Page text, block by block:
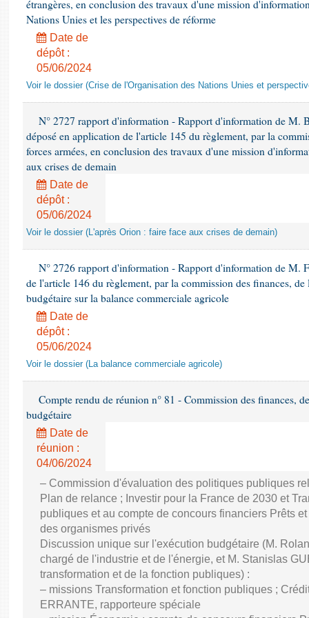
étrangères, en conclusion des travaux d'une mission
Nations Unies et les perspectives de réforme
Date de
dépôt :
05/06/2024
Voir le dossier (Crise de l'Organisation des Nations Unies et
N° 2727 rapport d'information - Rapport d'information de M.
déposé en application de l'article 145 du règlement, par la
forces armées, en conclusion des travaux d'une mission
aux crises de demain
Date de
dépôt :
05/06/2024
Voir le dossier (L'après Orion : faire face aux crises de demain)
N° 2726 rapport d'information - Rapport d'information de M.
de l'article 146 du règlement, par la commission des finances,
budgétaire sur la balance commerciale agricole
Date de
dépôt :
05/06/2024
Voir le dossier (La balance commerciale agricole)
Compte rendu de réunion n° 81 - Commission des finances,
budgétaire
Date de
réunion :
04/06/2024
– Commission d'évaluation des politiques publiques
Plan de relance ; Investir pour la France de 2030 et
publiques et au compte de concours financiers Prêts
des organismes privés
Discussion unique sur l'exécution budgétaire (M.
chargé de l'industrie et de l'énergie, et M. Stanislas
transformation et de la fonction publiques) :
– missions Transformation et fonction publiques ;
ERRANTE, rapporteure spéciale